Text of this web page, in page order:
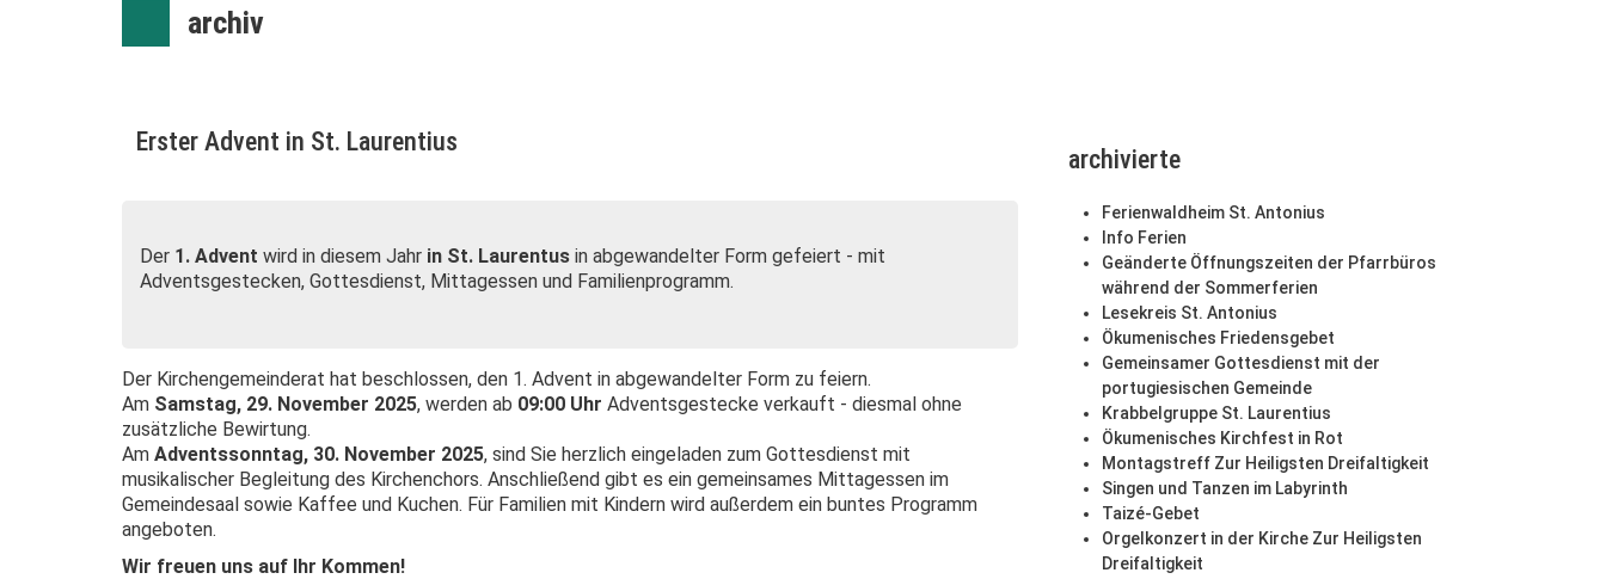
archiv
Erster Advent in St. Laurentius
Der 1. Advent wird in diesem Jahr in St. Laurentus in abgewandelter Form gefeiert - mit
Adventsgestecken, Gottesdienst, Mittagessen und Familienprogramm.
Der Kirchengemeinderat hat beschlossen, den 1. Advent in abgewandelter Form zu feiern.
Am Samstag, 29. November 2025, werden ab 09:00 Uhr Adventsgestecke verkauft - diesmal ohne
zusätzliche Bewirtung.
Am Adventssonntag, 30. November 2025, sind Sie herzlich eingeladen zum Gottesdienst mit
musikalischer Begleitung des Kirchenchors. Anschließend gibt es ein gemeinsames Mittagessen im
Gemeindesaal sowie Kaffee und Kuchen. Für Familien mit Kindern wird außerdem ein buntes Programm
angeboten.
Wir freuen uns auf Ihr Kommen!
archivierte
Ferienwaldheim St. Antonius
Info Ferien
Geänderte Öffnungszeiten der Pfarrbüros
während der Sommerferien
Lesekreis St. Antonius
Ökumenisches Friedensgebet
Gemeinsamer Gottesdienst mit der
portugiesischen Gemeinde
Krabbelgruppe St. Laurentius
Ökumenisches Kirchfest in Rot
Montagstreff Zur Heiligsten Dreifaltigkeit
Singen und Tanzen im Labyrinth
Taizé-Gebet
Orgelkonzert in der Kirche Zur Heiligsten
Dreifaltigkeit